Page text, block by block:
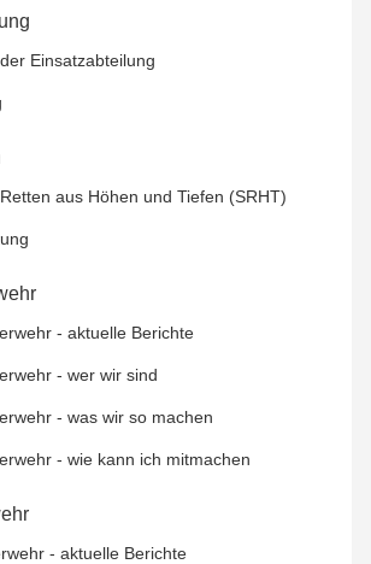
Einsatzabteilung
aus Höhen und Tiefen (SRHT)
- aktuelle Berichte
- wer wir sind
- was wir so machen
- wie kann ich mitmachen
- aktuelle Berichte